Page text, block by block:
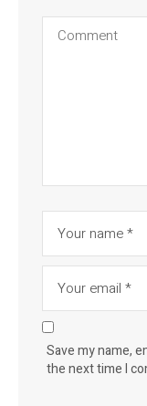
Save my name,
the next time I